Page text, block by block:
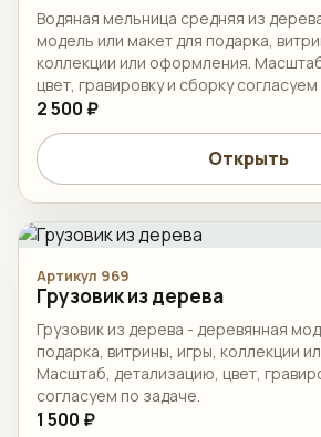
Водяная мельница средняя из
модель или макет для подарка,
коллекции или оформления.
цвет, гравировку и сборку
2 500 ₽
Открыть
Артикул 969
Грузовик из дерева
Грузовик из дерева - деревянная
подарка, витрины, игры, коллекции
Масштаб, детализацию, цвет,
согласуем по задаче.
1 500 ₽